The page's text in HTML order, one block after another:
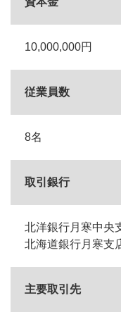
10,000,000円
従業員数
8名
取引銀行
北洋銀行月寒中央
北海道銀行月寒支
主要取引先